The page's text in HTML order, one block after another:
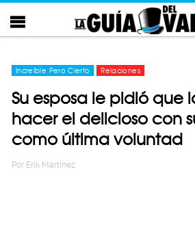
Increíble Pero Cierto Relaciones
Su esposa le pidió que
hacer el delicioso con
como última voluntad
Por Erik Martinez